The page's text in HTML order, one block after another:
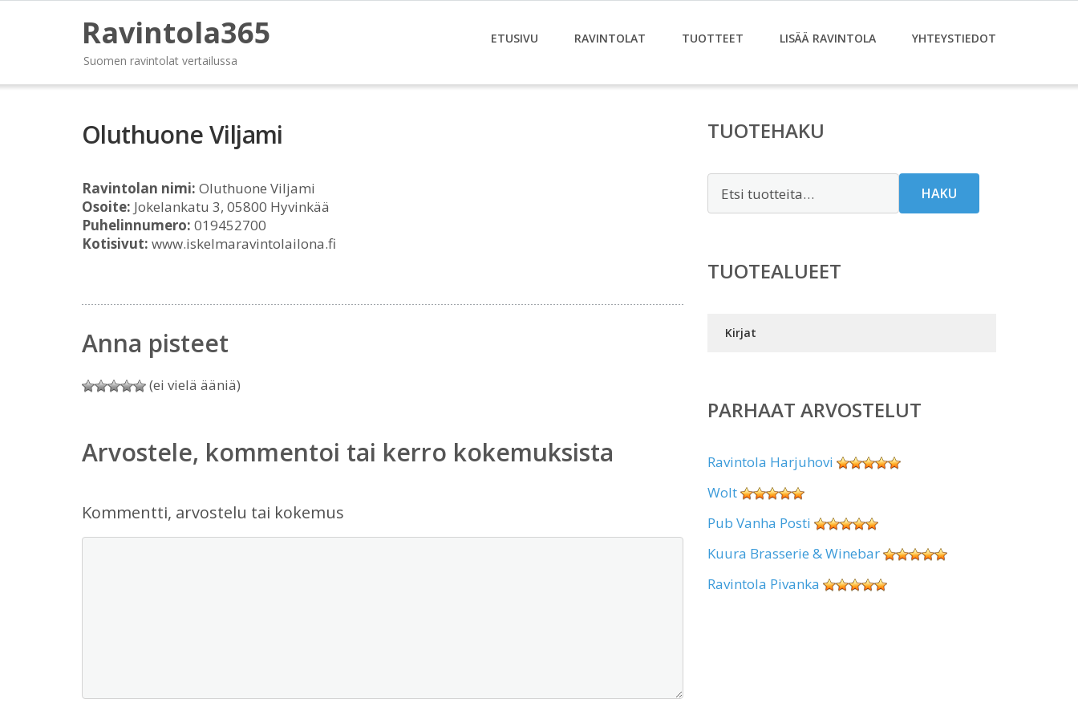
Ravintola365
Suomen ravintolat vertailussa
ETUSIVU RAVINTOLAT TUOTTEET LISÄÄ RAVINTOLA YHTEYSTIEDOT
Oluthuone Viljami
Ravintolan nimi: Oluthuone Viljami
Osoite: Jokelankatu 3, 05800 Hyvinkää
Puhelinnumero: 019452700
Kotisivut: www.iskelmaravintolailona.fi
Anna pisteet
(ei vielä ääniä)
Arvostele, kommentoi tai kerro kokemuksista
Kommentti, arvostelu tai kokemus
TUOTEHAKU
HAKU
TUOTEALUEET
Kirjat
PARHAAT ARVOSTELUT
Ravintola Harjuhovi
Wolt
Pub Vanha Posti
Kuura Brasserie & Winebar
Ravintola Pivanka